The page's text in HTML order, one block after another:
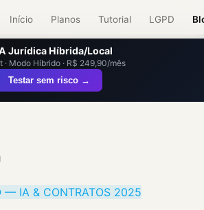
Início Planos Tutorial LGPD
Jurídica Híbrida/Local
· Modo Híbrido · R$ 249,90/mês
Testar sem risco →
— IA & CONTRATOS 2025